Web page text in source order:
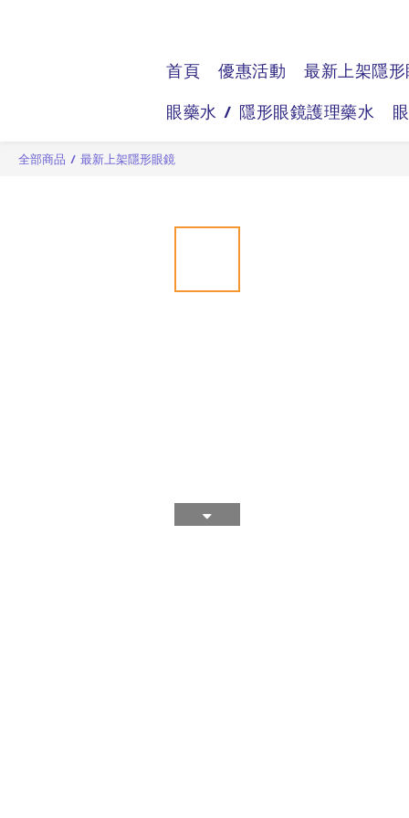
首頁 優惠活動
最新上架隱
眼藥水 / 隱形眼鏡護理藥水
全部商品 / 最新上架隱形眼鏡